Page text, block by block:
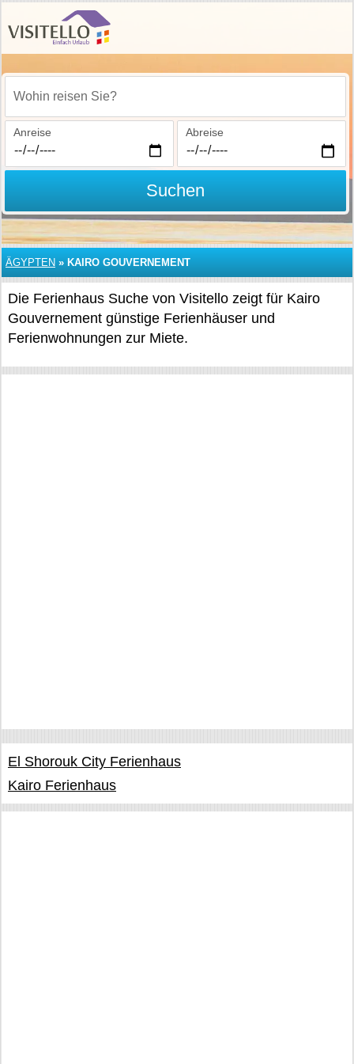
Wohin reisen Sie?
Anreise Abreise
Suchen
ÄGYPTEN » KAIRO GOUVERNEMENT
Die Ferienhaus Suche von Visitello zeigt für Kairo
Gouvernement günstige Ferienhäuser und
Ferienwohnungen zur Miete.
El Shorouk City Ferienhaus
Kairo Ferienhaus